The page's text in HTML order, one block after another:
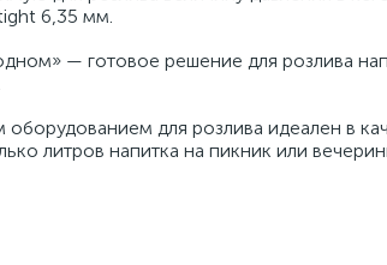
6,35 мм.
— готовое решение для розлива
для розлива идеален в
литров напитка на пикник или